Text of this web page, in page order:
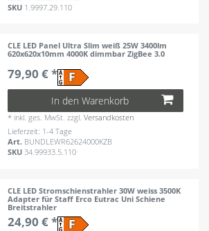
SKU 1.9997.29.110
CLE LED Panel Ultra Slim weiß 25W 3400lm
620x620x10mm 4000K dimmbar ZigBee 3.0
79,90 € *
In den Warenkorb
* inkl. ges. MwSt. zzgl.Versandkosten
Lieferzeit: 1-4 Tage
Art. BUNDLEWR62624000KZB
SKU34.99933.5.110
CLE LED Stromschienstrahler 30W weiss 3500K
Adapter für Staff Erco Eutrac Uni Schiene
Breitstrahler
24,90 € *